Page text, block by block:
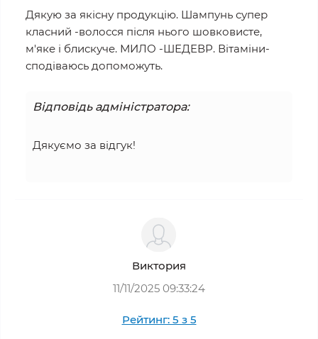
Дякую за якісну продукцію. Шампунь супер
класний -волосся після нього шовковисте,
м'яке і блискуче. МИЛО -ШЕДЕВР. Вітаміни-
сподіваюсь допоможуть.
Відповідь адміністратора:
Дякуємо за відгук!
Виктория
11/11/2025 09:33:24
Рейтинг: 5 з 5